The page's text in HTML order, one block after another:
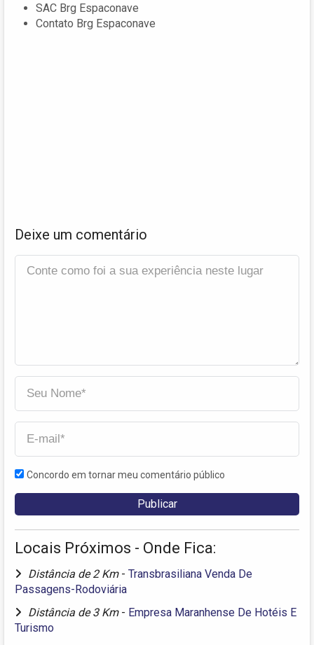
SAC Brg Espaconave
Contato Brg Espaconave
Deixe um comentário
Concordo em tornar meu comentário público
Locais Próximos - Onde Fica:
Distância de 2 Km - Transbrasiliana Venda De
Passagens-Rodoviária
Distância de 3 Km - Empresa Maranhense De Hotéis E
Turismo